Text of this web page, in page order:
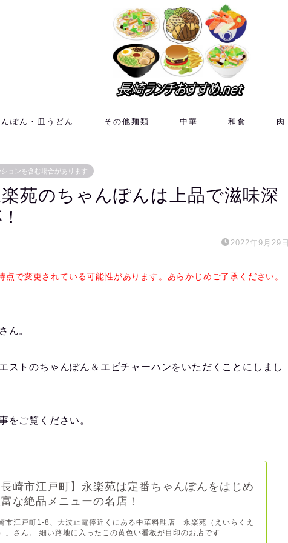
ぽん・皿うどん その他麺類 中華 和食 肉
ションを含む場合があります
苑のちゃんぽんは上品で滋味深
2022年9月29日
で変更されている可能性があります。あらかじめご了承ください。
ん。
ストのちゃんぽん＆エビチャーハンをいただくことにしまし
をご覧ください。
長崎市江戸町】永楽苑は定番ちゃんぽんをはじめ
な絶品メニューの名店！
市江戸町1-8、大波止電停近くにある中華料理店「永楽苑（えいらくえ
」さん。 細い路地に入ったこの黄色い看板が目印のお店です...